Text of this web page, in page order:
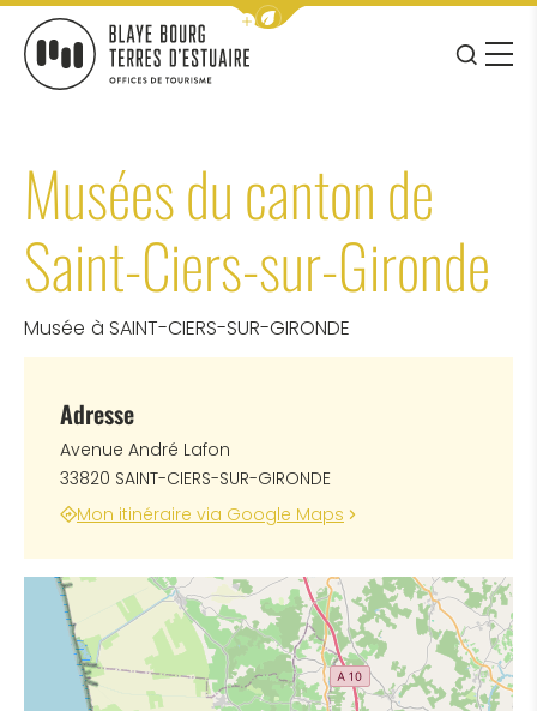
Afficher la barre de navigation
JE
MENU
Musées du canton de
Saint-Ciers-sur-Gironde
Musée à SAINT-CIERS-SUR-GIRONDE
Adresse
Avenue André Lafon
33820 SAINT-CIERS-SUR-GIRONDE
Mon itinéraire via Google Maps